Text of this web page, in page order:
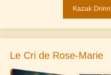
Kazak
Le Cri de Rose-Marie